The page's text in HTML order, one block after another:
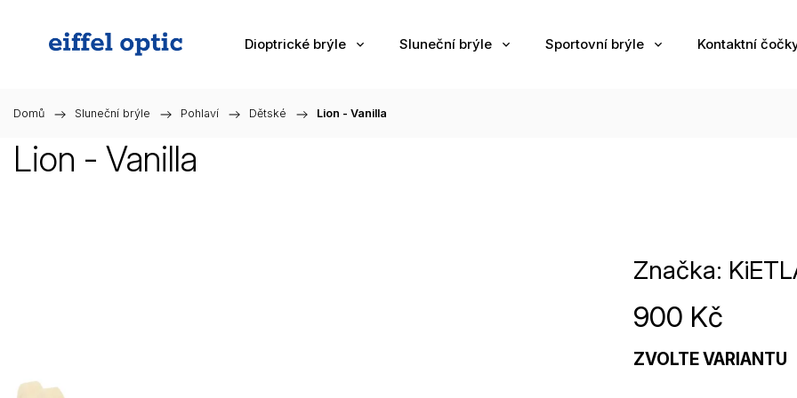
Dioptrické brýle Sluneční brýle Sportovní brýle Kontaktní
Domů / Sluneční brýle / Pohlaví / Dětské / Lion - Vanilla
Lion - Vanilla
Značka:
900 Kč
ZVOLTE VARIANTU